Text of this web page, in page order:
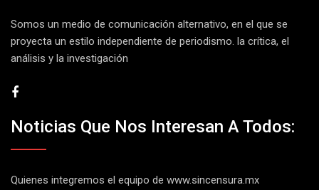
Somos un medio de comunicación alternativo, en el que se
proyecta un estilo independiente de periodismo. la crítica, el
análisis y la investigación
Noticias Que Nos Interesan A Todos:
Quienes integremos el equipo de www.sincensura.mx